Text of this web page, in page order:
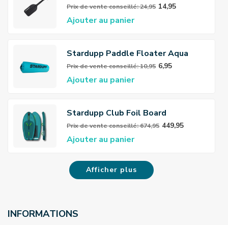
53/109cm
Prix ​​de vente conseillé: 24,95 14,95
Ajouter au panier
Stardupp Paddle Floater Aqua
Prix ​​de vente conseillé: 10,95 6,95
Ajouter au panier
Stardupp Club Foil Board
Prix ​​de vente conseillé: 674,95 449,95
Ajouter au panier
Afficher plus
INFORMATIONS